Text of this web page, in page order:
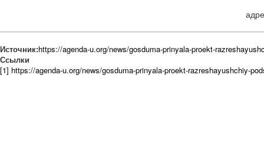
Источник:https://agenda-u.org/news/gosduma-prinyala-proekt-
Ссылки
[1] https://agenda-u.org/news/gosduma-prinyala-proekt-razreshayushchiy-